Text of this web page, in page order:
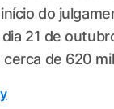
do
21 de
de 620